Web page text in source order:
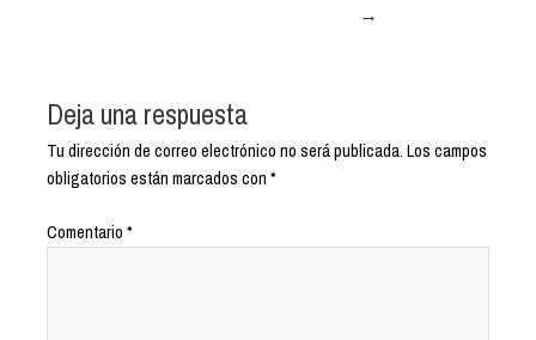
→
Deja una respuesta
Tu dirección de correo electrónico no será publicada. Los campos
obligatorios están marcados con*
Comentario*